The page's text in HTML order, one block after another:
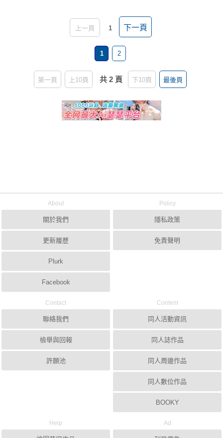
上一頁 1 下一頁
1 2
第一頁 上10頁 共 2 頁 下10頁 最後頁
About
關於我們
更新履歷
Plurk
Facebook
Policy
隱私政策
免責聲明
Contact
聯絡我們
檢舉與回報
許願池
Content
同人活動資訊
同人誌作品
同人周邊作品
同人數位作品
BOOKY
Help Ad